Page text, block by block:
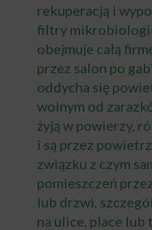
rekuperacją i
filtry
obejmuje całą
przez salon po
oddycha się
wolnym od
żyją w powierzy,
i są przez
związku z czym
pomieszczeń
lub drzwi,
na ulice, place